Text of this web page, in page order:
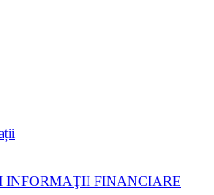
INFORMAŢII FINANCIARE